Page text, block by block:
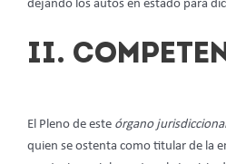
dejando los autos en estado para
II.
El Pleno de este órgano jurisdiccional
quien se ostenta como titular de la